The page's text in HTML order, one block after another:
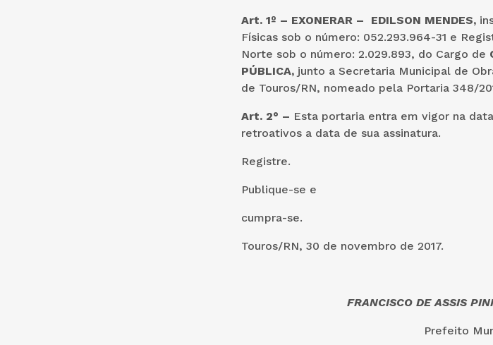
Art. 1º – EXONERAR – EDILSON MENDES,
Físicas sob o número: 052.293.964-31 e
Norte sob o número: 2.029.893, do Cargo de
PÚBLICA,junto a Secretaria Municipal de
de Touros/RN, nomeado pela Portaria 348/
Art. 2° – Esta portaria entra em vigor na
retroativos a data de sua assinatura.
Registre.
Publique-se e
cumpra-se.
Touros/RN, 30 de novembro de 2017.
FRANCISCO DE ASSIS
Prefeito